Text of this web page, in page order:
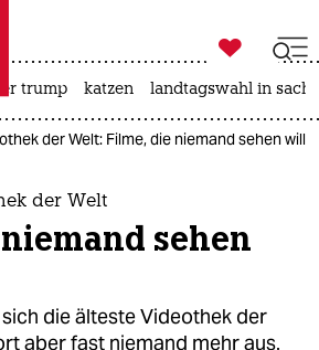
taz zahl ich
zahl ich

taz zahl ich
trump katzen landtagswahl in
der Welt: Filme, die niemand sehen will
der Welt
sehen
die älteste Videothek der
aber fast niemand mehr aus.